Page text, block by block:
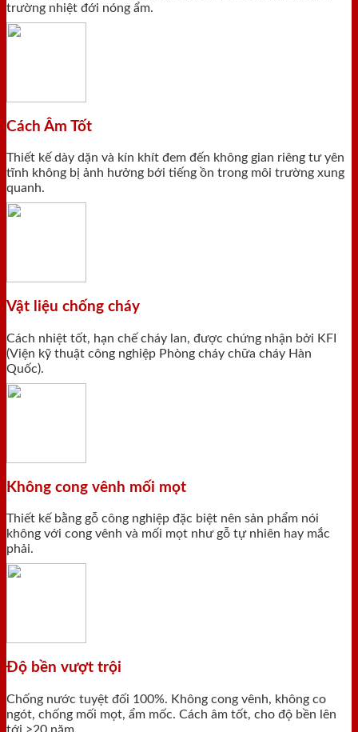
trường nhiệt đới nóng ẩm.
Cách Âm Tốt
Thiết kế dày dặn và kín khít đem đến không gian riêng tư yên
tĩnh không bị ảnh hưởng bới tiếng ồn trong môi trường xung
quanh.
Vật liệu chống cháy
Cách nhiệt tốt, hạn chế cháy lan, được chứng nhận bởi KFI
(Viện kỹ thuật công nghiệp Phòng cháy chữa cháy Hàn
Quốc).
Không cong vênh mối mọt
Thiết kế bằng gỗ công nghiệp đặc biệt nên sản phẩm nói
không với cong vênh và mối mọt như gỗ tự nhiên hay mắc
phải.
Độ bền vượt trội
Chống nước tuyệt đối 100%. Không cong vênh, không co
ngót, chống mối mọt, ẩm mốc. Cách âm tốt, cho độ bền lên
tới >20 năm.